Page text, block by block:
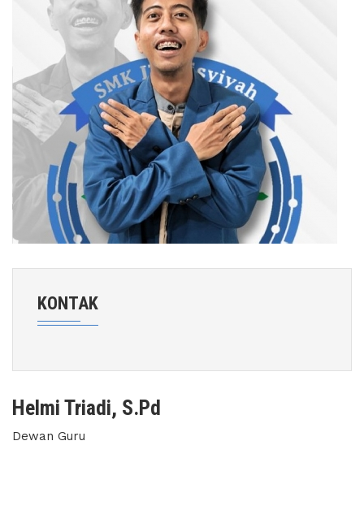
KONTAK
Helmi Triadi, S.Pd
Dewan Guru